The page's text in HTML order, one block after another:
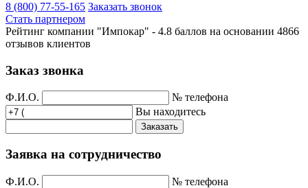
8 (800) 77-55-165 Заказать звонок
Стать партнером
Рейтинг компании "Импокар" - 4.8 баллов на основании 4866
отзывов клиентов
Заказ звонка
Ф.И.О.
№ телефона
Вы находитесь
Заказать
Заявка на сотрудничество
Ф.И.О.
№ телефона